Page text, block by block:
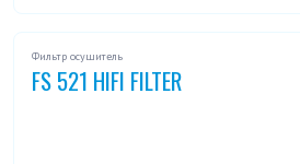
Фильтр осушитель
FS 521 HIFI FILTER